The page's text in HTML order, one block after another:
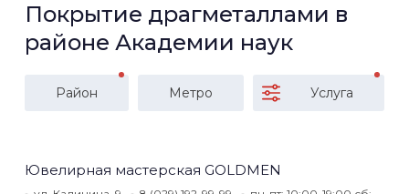
Покрытие драгметаллами в
районе Академии наук
Район Метро Услуга
Ювелирная мастерская GOLDMEN